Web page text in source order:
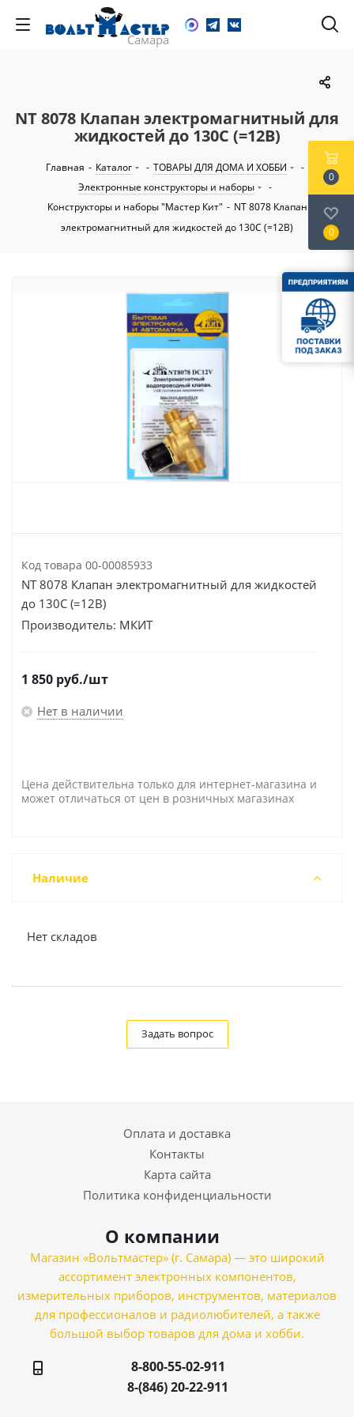
NT 8078 Клапан электромагнитный для
жидкостей до 130C (=12В)
Главная - Каталог - ТОВАРЫ ДЛЯ ДОМА И ХОББИ
-
Электронные конструкторы и наборы
-
Конструкторы и наборы "Мастер Кит" - NT 8078 Клапан
электромагнитный для жидкостей до 130C (=12В)
Код товара 00-00085933
NT 8078 Клапан электромагнитный для жидкостей
до 130C (=12В)
Производитель: МКИТ
1 850 руб./шт
Нет в наличии
Цена действительна только для интернет-магазина и
может отличаться от цен в розничных магазинах
Наличие
Нет складов
Задать вопрос
Оплата и доставка
Контакты
Карта сайта
Политика конфиденциальности
О компании
Магазин «Вольтмастер» (г. Самара) — это широкий
ассортимент электронных компонентов,
измерительных приборов, инструментов, материалов
для профессионалов и радиолюбителей, а также
большой выбор товаров для дома и хобби.
8-800-55-02-911
8-(846) 20-22-911
0
0